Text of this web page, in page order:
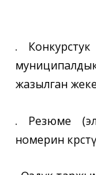
.
жазылган
. Резюме
номерин